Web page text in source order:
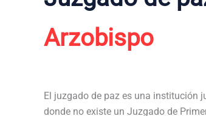
Arzobispo
El juzgado de paz es una institución
donde no existe un Juzgado de